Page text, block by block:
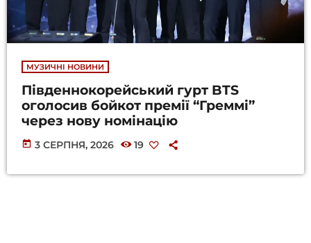
МУЗИЧНІ НОВИНИ
Південнокорейський гурт BTS
оголосив бойкот премії “Греммі”
через нову номінацію
today 3 СЕРПНЯ, 2026 19